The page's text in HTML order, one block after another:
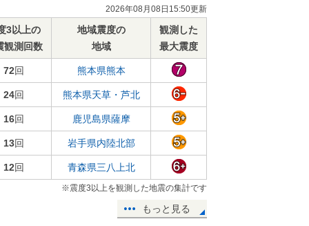
2026年08月08日15:50更新
3以上の
観測回数
地域震度の
地域
観測した
最大震度
72回 熊本県熊本
24回 熊本県天草・芦北
16回 鹿児島県薩摩
13回 岩手県内陸北部
12回 青森県三八上北
※震度3以上を観測した地震の集計です
もっと見る